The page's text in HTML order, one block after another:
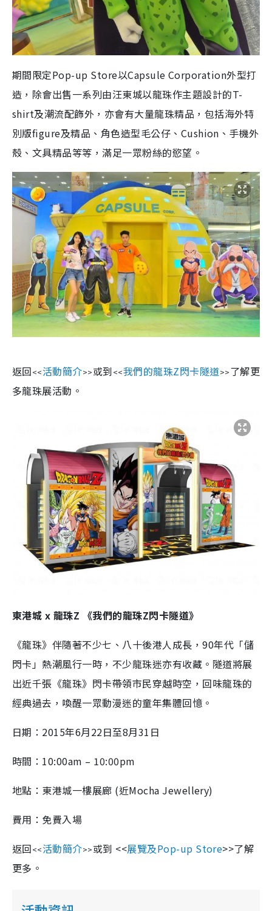
期間限定Pop-up Store以Capsule Corporation外型打
造，除會出售一系列由汪東城以龍珠作主題設計的T-
shirt及潮流配飾外，亦會有大量龍珠精品，包括海外特
別版figure及精品、角色造型毛公仔、Cushion、手機外
殼、文具精品等等，滿足一眾粉絲的慾望。
返回<<活動簡介>>或到<<我們的龍珠Z閃卡隧道>>了解更
多龍珠展活動。
東港城 x 龍珠Z 《我們的龍珠Z閃卡隧道》
《龍珠》伴隨著不少七、八十後港人成長，90年代「儲
閃卡」熱潮風行一時，不少龍珠迷亦有收藏。隧道將展
出近千張《龍珠》閃卡帶領市民穿越時空，回味龍珠的
經典過去，喚醒一眾動漫迷的童年集體回憶。
日期：2015年6月22日至8月31日
時間：10:00am – 10:00pm
地點：東港城一樓展廊 (近Mocha Jewellery)
費用：免費入場
返回<<活動簡介>>或到 <<展覽及Pop-up Store>>了解
更多。